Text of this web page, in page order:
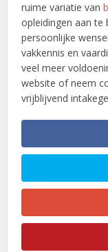
ruime variatie van
opleidingen aan te
persoonlijke
vakkennis en
veel meer
website of neem
vrijblijvend